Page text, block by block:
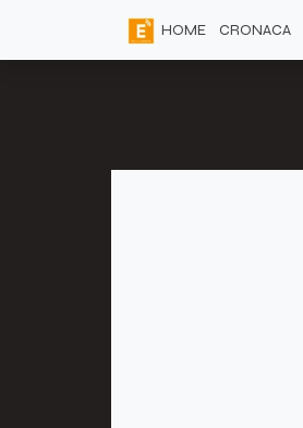
HOME CRONACA